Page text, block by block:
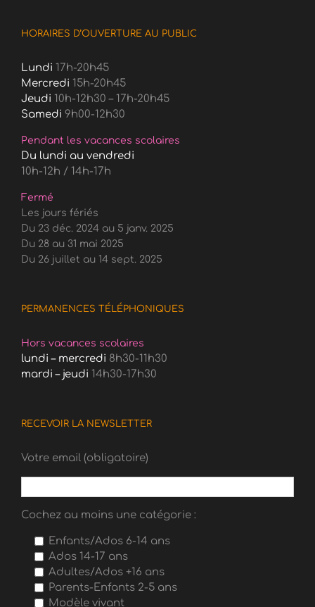
HORAIRES D’OUVERTURE AU PUBLIC
Lundi 17h-20h45
Mercredi 15h-20h45
Jeudi 10h-12h30 – 17h-20h45
Samedi 9h00-12h30
Pendant les vacances scolaires
Du lundi au vendredi
10h-12h / 14h-17h
Fermé
Les jours fériés
Du 23 déc. 2024 au 5 janv. 2025
Du 28 au 31 mai 2025
Du 26 juillet au 14 sept. 2025
PERMANENCES TÉLÉPHONIQUES
Hors vacances scolaires
lundi – mercredi 8h30-11h30
mardi – jeudi 14h30-17h30
RECEVOIR LA NEWSLETTER
Votre email (obligatoire)
Cochez au moins une catégorie :
Enfants/Ados 6-14 ans
Ados 14-17 ans
Adultes/Ados +16 ans
Parents-Enfants 2-5 ans
Modèle vivant